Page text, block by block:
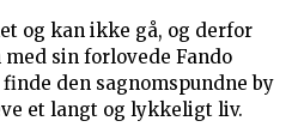
og kan ikke gå, og derfor
sin forlovede Fando
den sagnomspundne by
et langt og lykkeligt liv.